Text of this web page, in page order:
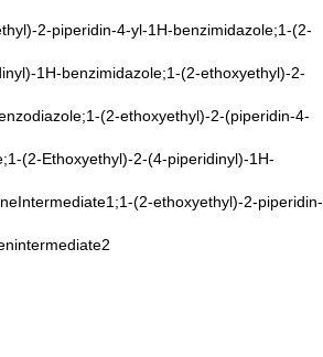
2-piperidin-4-yl-1H-benzimidazole;1-(2-
1H-benzimidazole;1-(2-ethoxyethyl)-2-
(2-ethoxyethyl)-2-(piperidin-4-
(2-Ethoxyethyl)-2-(4-piperidinyl)-1H-
(2-ethoxyethyl)-2-piperidin-